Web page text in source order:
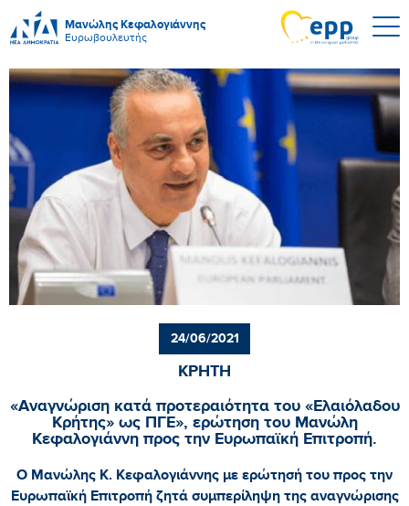
Μανώλης Κεφαλογιάννης
Ευρωβουλευτής
24/06/2021
ΚΡΗΤΗ
«Αναγνώριση κατά προτεραιότητα του «Ελαιόλαδου
Κρήτης» ως ΠΓΕ», ερώτηση του Μανώλη
Κεφαλογιάννη προς την Ευρωπαϊκή Επιτροπή.
Ο Μανώλης Κ. Κεφαλογιάννης με ερώτησή του προς την
Ευρωπαϊκή Επιτροπή ζητά συμπερίληψη της αναγνώρισης